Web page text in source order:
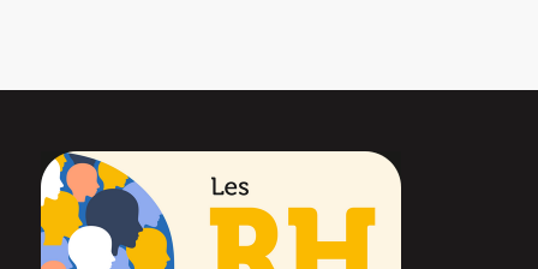
Recrutement de travailleurs étrangers
Ressources